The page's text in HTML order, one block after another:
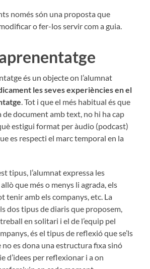
només són una proposta que
o fer-los servir com a guia.
és un objecte on l’alumnat
les seves expe­riències en el
. Tot i que el més habitual és que
de docu­ment amb text, no hi ha cap
estigui format per àudio (podcast)
es res­pecti el marc temporal en la
tipus, l’alumnat expressa les
que més o menys li agrada, els
tenir amb els companys, etc. La
dos tipus de dia­ris que proposem,
en solitari i el de l’equip pel
és el ti­pus de reflexió que se’ls
no es dona una estructura fixa sinó
d’idees per reflexionar i a on